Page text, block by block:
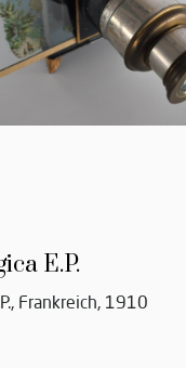
E.P.
Frankreich, 1910